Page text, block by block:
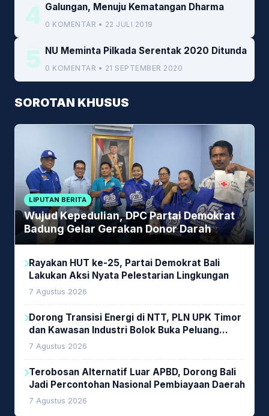
4 Galungan, Menuju Kematangan Dharma
0 KOMENTAR • 22 JULI 2019
5 NU Meminta Pilkada Serentak 2020 Ditunda
0 KOMENTAR • 21 SEPTEMBER 2020
SOROTAN KHUSUS
LIPUTAN BERITA
Wujud Kepedulian, DPC Partai Demokrat
Badung Gelar Gerakan Donor Darah
Rayakan HUT ke-25, Partai Demokrat Bali
Lakukan Aksi Nyata Pelestarian Lingkungan
7 Agustus 2026
Dorong Transisi Energi di NTT, PLN UPK Timor
dan Kawasan Industri Bolok Buka Peluang
Investasi Woodchip untuk Cofiring PLTU Bolok
7 Agustus 2026
Terobosan Alternatif Luar APBD, Dorong Bali
Jadi Percontohan Nasional Pembiayaan Daerah
7 Agustus 2026